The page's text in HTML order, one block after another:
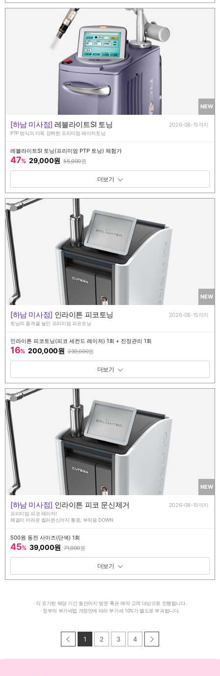
NEW
[하남 미사점] 레블라이트SI 토닝 2026-08-15까지
PTP 방식의 더욱 강력한 프리미엄 레이저토닝
레블라이트SI 토닝(프리미엄 PTP 토닝) 체험가
47% 29,000원 55,000원
패키지 보기 토글
NEW
[하남 미사점] 인라이튼 피코토닝 2026-08-15까지
토닝의 품격을 높인 프리미엄 피코토닝
인라이튼 피코토닝(피코 세컨드 레이저) 1회 + 진정관리 1회
16% 200,000원 239,000원
패키지 보기 토글
NEW
[하남 미사점] 인라이튼 피코 문신제거 2026-08-15까지
프리미엄 피코 레이저!
해결이 어려운 컬러문신까지 통증, 부작용 DOWN
500원 동전 사이즈(단색) 1회
45% 39,000원 71,000원
패키지 보기 토글
· 각 표기된 해당 기간 동안까지 방문 혹은 예약 고객 대상으로 진행됩니다.
· 정부의 부가세법 개정안에 따라 부가세 10%가 별도로 부과됩니다.
1 2 3 4